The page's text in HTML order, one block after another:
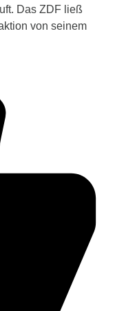
Das ZDF ließ
von seinem